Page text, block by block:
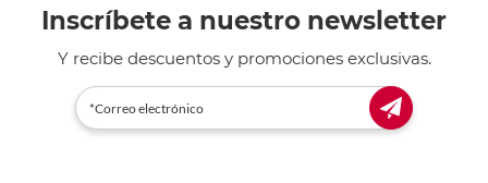
Inscríbete a nuestro newsletter
Y recibe descuentos y promociones exclusivas.